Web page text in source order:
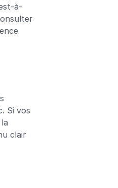
à-
Si vos
clair